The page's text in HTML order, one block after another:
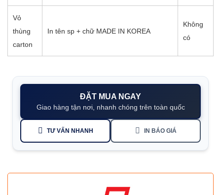
Vỏ
thùng
carton
In tên sp + chữ MADE IN KOREA
Không
có
ĐẶT MUA NGAY
Giao hàng tận nơi, nhanh chóng trên toàn quốc
TƯ VẤN NHANH IN BÁO GIÁ